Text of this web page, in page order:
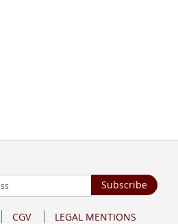
Subscribe
CGV LEGAL MENTIONS